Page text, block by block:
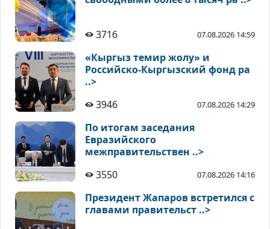
3716 07.08.2026 14:59
«Кыргыз темир жолу» и
Российско-Кыргызский фонд ра
..>
3946
07.08.2026 14:29
По итогам заседания
Евразийского
межправительствен ..>
3550
07.08.2026 14:16
Президент Жапаров встретился с
главами правительст ..>